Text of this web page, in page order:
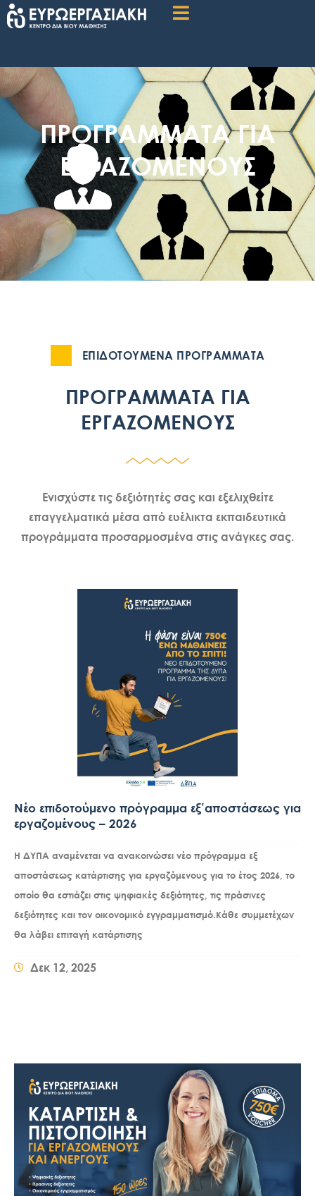
ΠΡΟΓΡΑΜΜΑΤΑ ΓΙΑ
ΕΡΓΑΖΟΜΕΝΟΥΣ
ΕΠΙΔΟΤΟΥΜΕΝΑ ΠΡΟΓΡΑΜΜΑΤΑ
ΠΡΟΓΡΑΜΜΑΤΑ ΓΙΑ
ΕΡΓΑΖΟΜΕΝΟΥΣ
Ενισχύστε τις δεξιότητές σας και εξελιχθείτε
επαγγελματικά μέσα από ευέλικτα εκπαιδευτικά
προγράμματα προσαρμοσμένα στις ανάγκες σας.
Νέο επιδοτούμενο πρόγραμμα εξ’αποστάσεως για
εργαζομένους – 2026
Η ΔΥΠΑ αναμένεται να ανακοινώσει νέο πρόγραμμα εξ
αποστάσεως κατάρτισης για εργαζόμενους για το έτος 2026, το
οποίο θα εστιάζει στις ψηφιακές δεξιότητες, τις πράσινες
δεξιότητες και τον οικονομικό εγγραμματισμό.Κάθε συμμετέχων
θα λάβει επιταγή κατάρτισης
Δεκ 12, 2025